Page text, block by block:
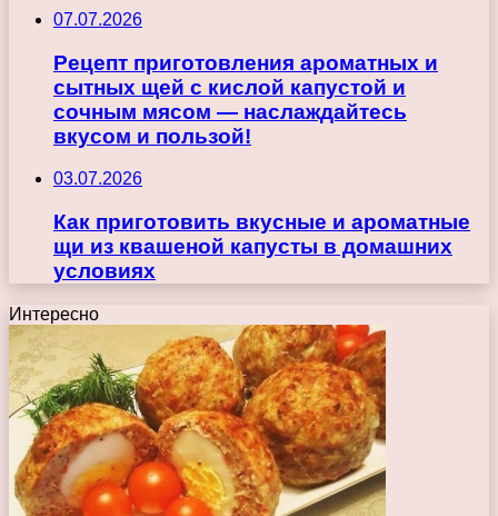
07.07.2026
Рецепт приготовления ароматных и
сытных щей с кислой капустой и
сочным мясом — наслаждайтесь
вкусом и пользой!
03.07.2026
Как приготовить вкусные и ароматные
щи из квашеной капусты в домашних
условиях
Интересно